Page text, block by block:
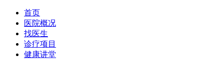
首页
医院概况
找医生
诊疗项目
健康讲堂